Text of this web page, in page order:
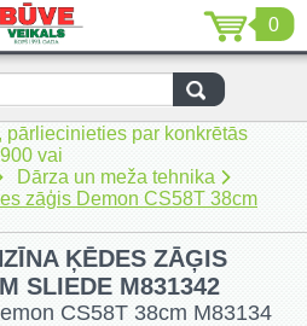
0
pārliecinieties par konkrētās
vai
Dārza un meža tehnika
zāģis Demon CS58T 38cm
ĶĒDES ZĀĢIS
SLIEDE M831342
CS58T 38cm M83134
(205)
piederumi
kopšanai